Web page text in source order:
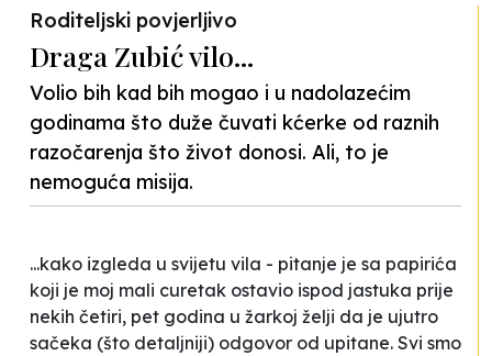
Roditeljski povjerljivo
Draga Zubić vilo...
Volio bih kad bih mogao i u nadolazećim
godinama što duže čuvati kćerke od raznih
razočarenja što život donosi. Ali, to je
nemoguća misija.
...kako izgleda u svijetu vila - pitanje je sa papirića
koji je moj mali curetak ostavio ispod jastuka prije
nekih četiri, pet godina u žarkoj želji da je ujutro
sačeka (što detaljniji) odgovor od upitane. Svi smo